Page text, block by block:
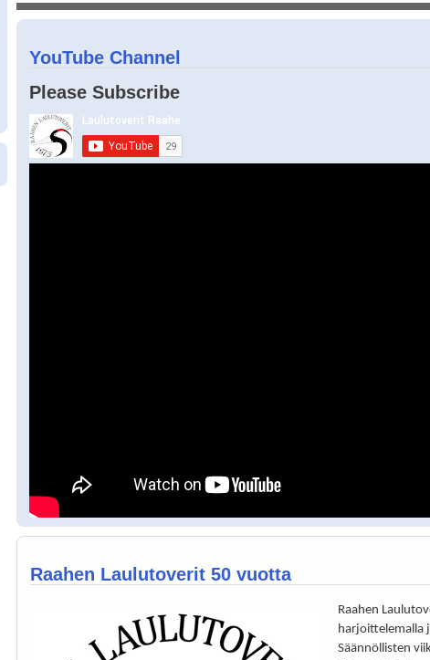
YouTube Channel
Please Subscribe
Raahen Laulutoverit 50 vuotta
Raahen
harjoittelemalla
Säännöllisten